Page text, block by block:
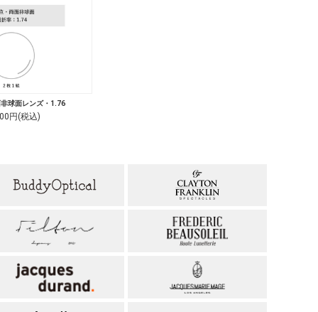
球面レンズ・1.76
円(税込)